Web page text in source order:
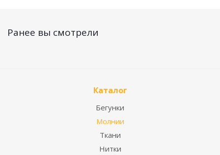
Ранее вы смотрели
Каталог
Бегунки
Молнии
Ткани
Нитки